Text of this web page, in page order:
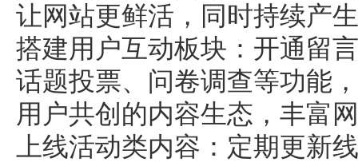
让网站更鲜活，同时持续产
搭建用户互动板块：开通留
话题投票、问卷调查等功能
用户共创的内容生态，丰富
上线活动类内容：定期更新